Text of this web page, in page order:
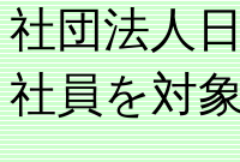
社団法人
社員を対